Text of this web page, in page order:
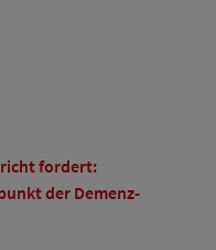
fordert:
der Demenz-